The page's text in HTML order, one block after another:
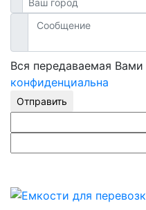
Вся передаваемая
конфиденциальна
Отправить